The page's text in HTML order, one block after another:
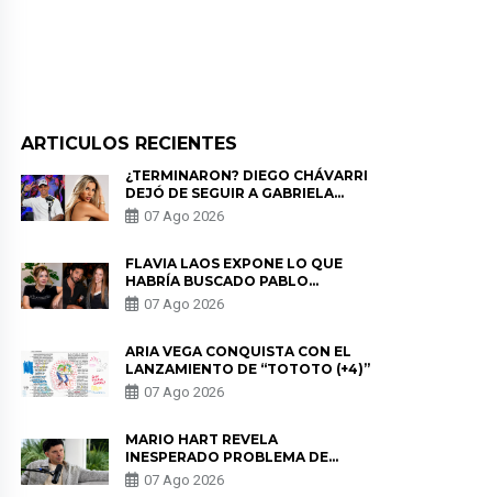
ARTICULOS RECIENTES
¿TERMINARON? DIEGO CHÁVARRI
DEJÓ DE SEGUIR A GABRIELA
HERRERA Y ANUNCIA SU SALIDA
DE PÓDCAST
07 Ago 2026
FLAVIA LAOS EXPONE LO QUE
HABRÍA BUSCADO PABLO
HEREDIA CON ALE FULLER: “UNA
DE LAS PARTES QUERÍA EL
07 Ago 2026
ARIA VEGA CONQUISTA CON EL
LANZAMIENTO DE “TOTOTO (+4)”
07 Ago 2026
MARIO HART REVELA
INESPERADO PROBLEMA DE
SALUD ANTES DE SEPARARSE DE
KORINA: “ME ENCONTRARON UN
07 Ago 2026